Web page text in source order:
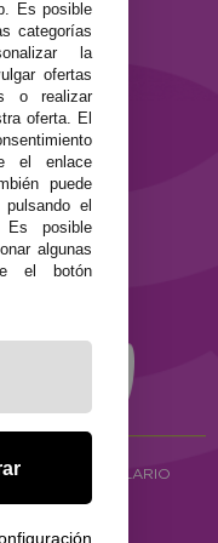
de uso
Y HERBOLARIO
S.C
Es posible
categorías
la
ofertas
o realizar
oferta. El
el enlace
puede
el
Es posible
algunas
el botón